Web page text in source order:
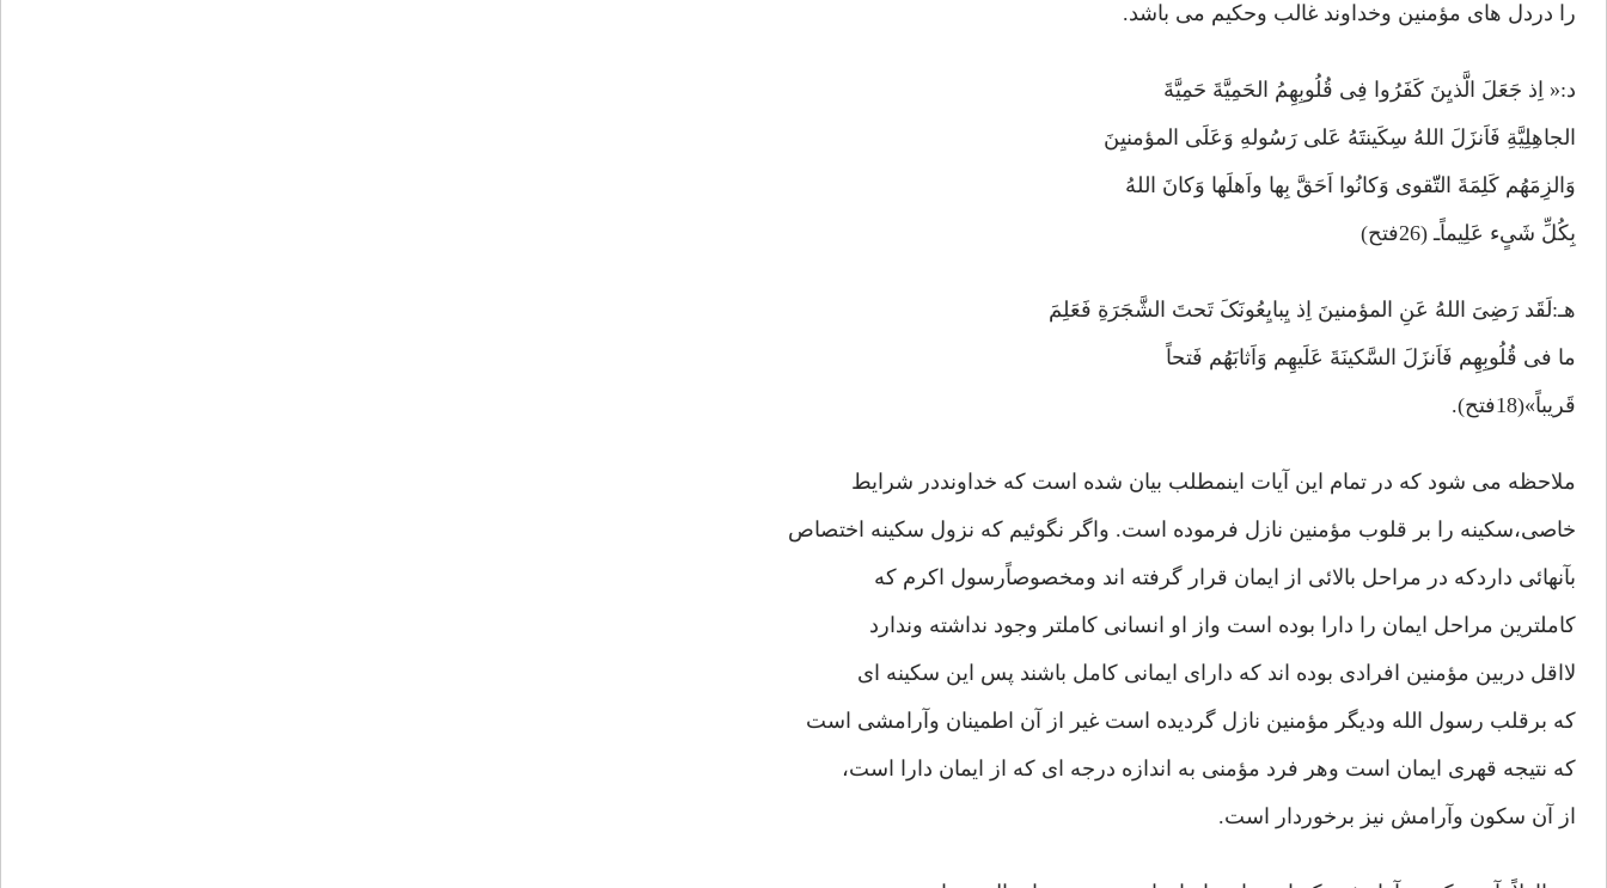
را دردل های مؤمنین وخداوند غالب وحکیم می باشد.
د:« اِذ جَعَلَ الَّذیِنَ کَفَرُوا فِی قُلُوبِهِمُ الحَمِیَّةَ حَمِیَّةَ
الجاهِلِیَّةِ فَاَنزَلَ اللهُ سِکَینتََهُ عَلی رَسُولهِ وَعَلَی المؤمنیِنَ
وَالزِمَهُم کَلِمَةَ التّّقوی وَکانُوا اَحَقَّ بِها واَهلَها وَکانَ اللهُ
بِکُلِّ شَیٍء عَلِیماًـ (26فتح)
هـ:لَقَد رَضِیَ اللهُ عَنِ المؤمنینَ اِذ یِبایِعُونَکَ تَحتَ الشَّجَرَةِ فَعَلِمَ
ما فی قُلُوبِهِم فَاَنزَلَ السَّکینَةَ عَلَیهِم وَاَثابَهُم فَتحاً
قَریباً»(18فتح).
ملاحظه می شود که در تمام این آیات اینمطلب بیان شده است که خداونددر شرایط
خاصی،سکینه را بر قلوب مؤمنین نازل فرموده است. واگر نگوئیم که نزول سکینه اختصاص
بآنهائی داردکه در مراحل بالائی از ایمان قرار گرفته اند ومخصوصاًرسول اکرم که
کاملترین مراحل ایمان را دارا بوده است واز او انسانی کاملتر وجود نداشته وندارد
لااقل دربین مؤمنین افرادی بوده اند که دارای ایمانی کامل باشند پس این سکینه ای
که برقلب رسول الله ودیگر مؤمنین نازل گردیده است غیر از آن اطمینان وآرامشی است
که نتیجه قهری ایمان است وهر فرد مؤمنی به اندازه درجه ای که از ایمان دارا است،
از آن سکون وآرامش نیز برخوردار است.